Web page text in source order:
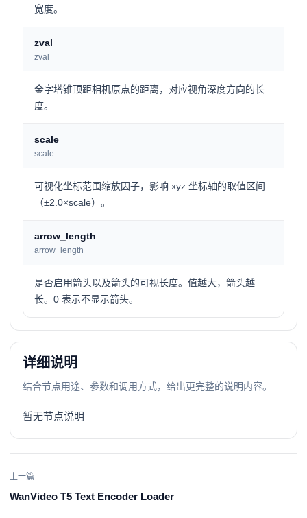
宽度。
zval
zval
金字塔锥顶距相机原点的距离，对应视角深度方向的长
度。
scale
scale
可视化坐标范围缩放因子，影响 xyz 坐标轴的取值区间
（±2.0×scale）。
arrow_length
arrow_length
是否启用箭头以及箭头的可视长度。值越大，箭头越
长。0 表示不显示箭头。
详细说明
结合节点用途、参数和调用方式，给出更完整的说明内容。
暂无节点说明
上一篇
WanVideo T5 Text Encoder Loader